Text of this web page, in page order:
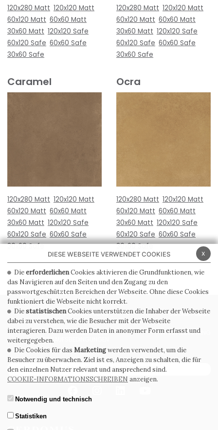
120x280 Matt 120x120 Matt
60x120 Matt 60x60 Matt
30x60 Matt 120x120 Safe
60x120 Safe 60x60 Safe
30x60 Safe
120x280 Matt 120x120 Matt
60x120 Matt 60x60 Matt
30x60 Matt 120x120 Safe
60x120 Safe 60x60 Safe
30x60 Safe
Caramel
120x280 Matt 120x120 Matt
60x120 Matt 60x60 Matt
30x60 Matt 120x120 Safe
60x120 Safe 60x60 Safe
30x60 Safe
Ocra
120x280 Matt 120x120 Matt
60x120 Matt 60x60 Matt
30x60 Matt 120x120 Safe
60x120 Safe 60x60 Safe
30x60 Safe
PRIVACY POLICY COOKIE POLICY
ALLGEMEINE
VERKAUFSBEDINGUNGEN
WHISTLEBLOWING
ABONNIEREN SIE DEN NEWSLETTER
x
DIESE WEBSEITE VERWENDET COOKIES
DieerforderlichenCookies aktivieren die Grundfunktionen, wie
das Navigieren auf den Seiten und den Zugang zu den
passwortgeschützten Bereichen der Webseite. Ohne diese Cookies
funktioniert die Webseite nicht korrekt.
DiestatistischenCookies unterstützen die Inhaber der Webseite
dabei zu verstehen, wie die Besucher mit der Webseite
interagieren. Dazu werden Daten in anonymer Form erfasst und
weitergegeben.
Die Cookies für das Marketingwerden verwendet, um die
Besucher zu überwachen. Ziel ist es, Anzeigen zu schalten, die für
den einzelnen Nutzer relevant und ansprechend sind.
COOKIE-INFORMATIONSSCHREIBEN anzeigen.
Notwendig und technisch
Statistiken